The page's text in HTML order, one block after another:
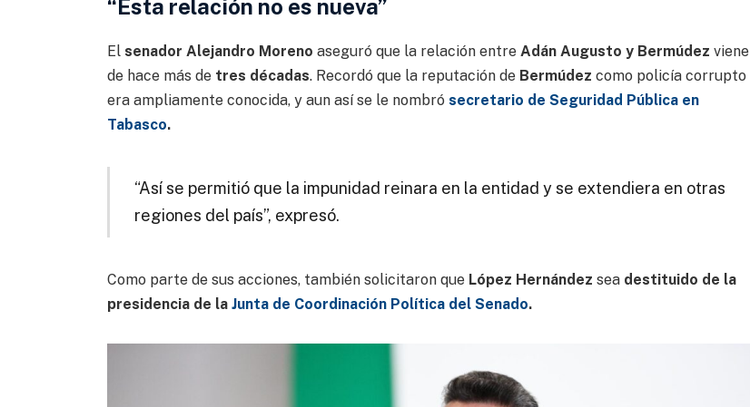
“Esta relación no es nueva”
El senador Alejandro Moreno aseguró que la relación entre Adán Augusto y Bermúdez viene
de hace más de tres décadas. Recordó que la reputación de Bermúdez como policía corrupto
era ampliamente conocida, y aun así se le nombró secretario de Seguridad Pública en
Tabasco.
“Así se permitió que la impunidad reinara en la entidad y se extendiera en otras
regiones del país”, expresó.
Como parte de sus acciones, también solicitaron que López Hernández sea destituido de la
presidencia de la Junta de Coordinación Política del Senado.